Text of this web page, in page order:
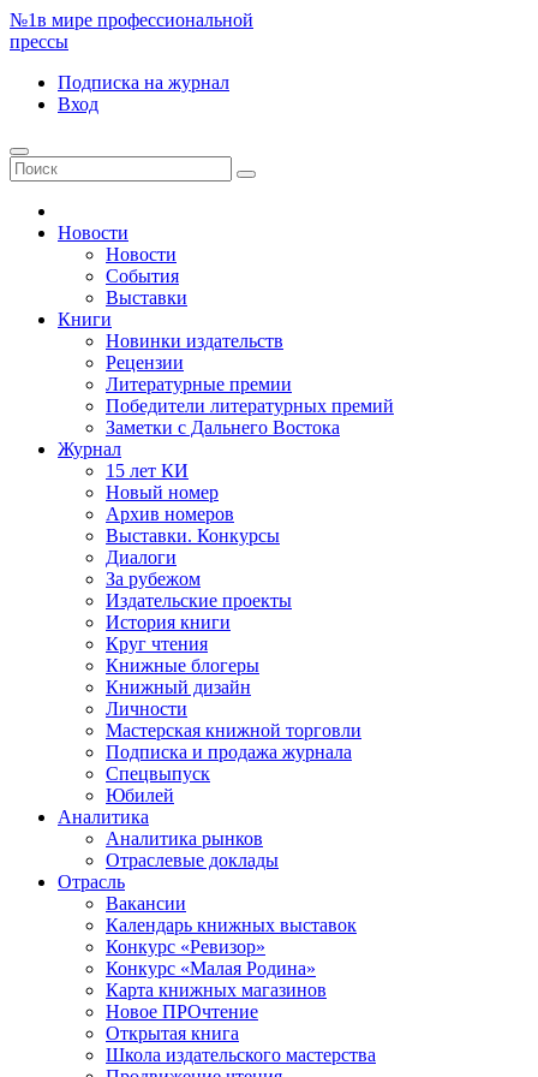
№1в мире профессиональной
прессы
Подписка на журнал
Вход
Новости
Новости
События
Выставки
Книги
Новинки издательств
Рецензии
Литературные премии
Победители литературных премий
Заметки с Дальнего Востока
Журнал
15 лет КИ
Новый номер
Архив номеров
Выставки. Конкурсы
Диалоги
За рубежом
Издательские проекты
История книги
Круг чтения
Книжные блогеры
Книжный дизайн
Личности
Мастерская книжной торговли
Подписка и продажа журнала
Спецвыпуск
Юбилей
Аналитика
Аналитика рынков
Отраслевые доклады
Отрасль
Вакансии
Календарь книжных выставок
Конкурс «Ревизор»
Конкурс «Малая Родина»
Карта книжных магазинов
Новое ПРОчтение
Открытая книга
Школа издательского мастерства